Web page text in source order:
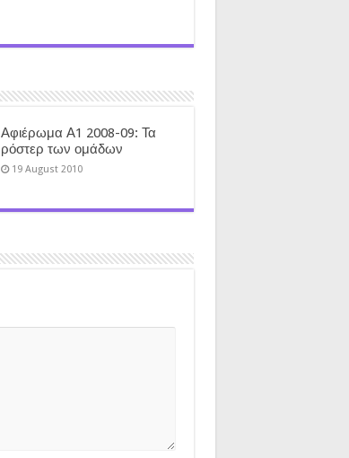
Αφιέρωμα Α1 2008-09: Τα
ρόστερ των ομάδων
19 August 2010